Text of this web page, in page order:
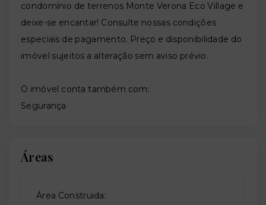
condomínio de terrenos Monte Verona Eco Village e
deixe-se encantar! Consulte nossas condições
especiais de pagamento. Preço e disponibilidade do
imóvel sujeitos a alteração sem aviso prévio.
O imóvel conta também com:
Segurança
Áreas
Área Construida: